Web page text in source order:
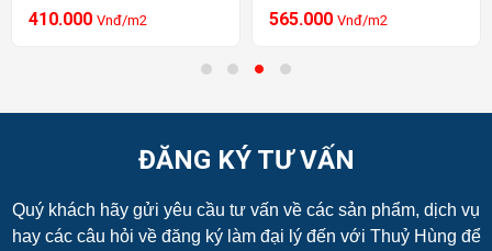
410.000 Vnđ/m2 565.000 Vnđ/m2
ĐĂNG KÝ TƯ VẤN
Quý khách hãy gửi yêu cầu tư vấn về các sản phẩm, dịch vụ
hay các câu hỏi về đăng ký làm đại lý đến với Thuỷ Hùng để